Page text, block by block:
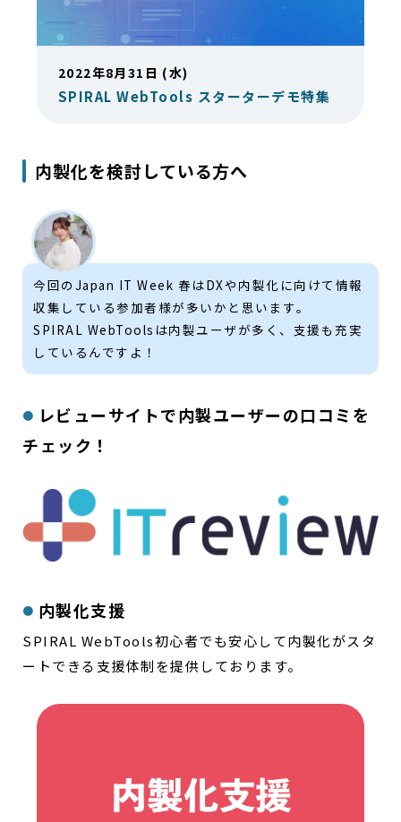
2022年8月31日 (水)
SPIRAL WebTools スターターデモ特集
内製化を検討している方へ
今回のJapan IT Week 春はDXや内製化に向けて情報
収集している参加者様が多いかと思います。
SPIRAL WebToolsは内製ユーザが多く、支援も充実
しているんですよ！
レビューサイトで内製ユーザーの口コミを
チェック！
内製化支援
SPIRAL WebTools初心者でも安心して内製化がスタ
ートできる支援体制を提供しております。